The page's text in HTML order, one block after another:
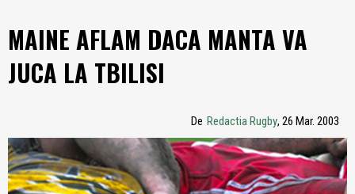
MAINE AFLAM DACA MANTA VA
JUCA LA TBILISI
De Redactia Rugby, 26 Mar. 2003